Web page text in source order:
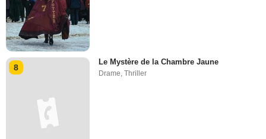
8
Le Mystère de la Chambre Jaune
Drame,Thriller